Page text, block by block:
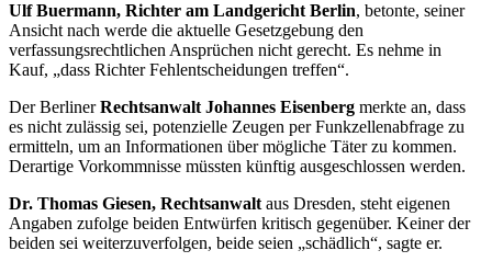
Ulf Buermann, Richter am Landgericht Berlin, betonte, seiner
Ansicht nach werde die aktuelle Gesetzgebung den
verfassungsrechtlichen Ansprüchen nicht gerecht. Es nehme in
Kauf, „dass Richter Fehlentscheidungen treffen“.
Der BerlinerRechtsanwalt Johannes Eisenberg merkte an, dass
es nicht zulässig sei, potenzielle Zeugen per Funkzellenabfrage zu
ermitteln, um an Informationen über mögliche Täter zu kommen.
Derartige Vorkommnisse müssten künftig ausgeschlossen werden.
Dr. Thomas Giesen, Rechtsanwalt aus Dresden, steht eigenen
Angaben zufolge beiden Entwürfen kritisch gegenüber. Keiner der
beiden sei weiterzuverfolgen, beide seien „schädlich“, sagte er.